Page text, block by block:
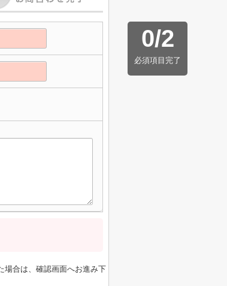
0/2
必須項目完了
場合は、確認画面へお進み下